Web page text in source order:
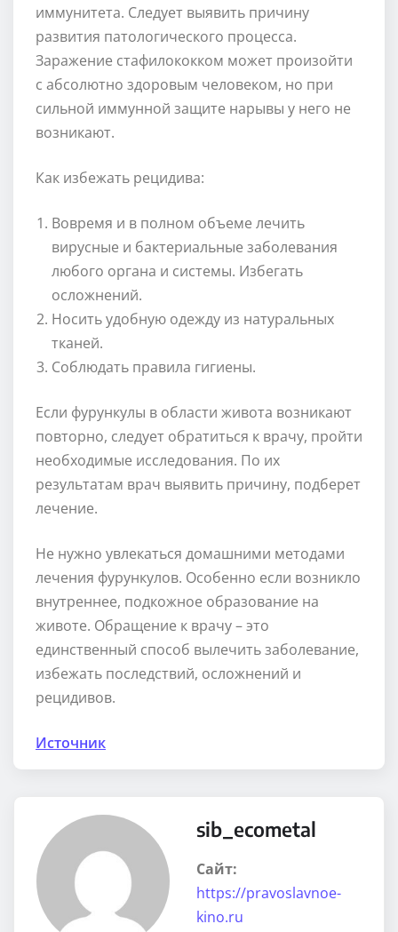
иммунитета. Следует выявить причину
развития патологического процесса.
Заражение стафилококком может произойти
с абсолютно здоровым человеком, но при
сильной иммунной защите нарывы у него не
возникают.
Как избежать рецидива:
Вовремя и в полном объеме лечить
вирусные и бактериальные заболевания
любого органа и системы. Избегать
осложнений.
Носить удобную одежду из натуральных
тканей.
Соблюдать правила гигиены.
Если фурункулы в области живота возникают
повторно, следует обратиться к врачу, пройти
необходимые исследования. По их
результатам врач выявить причину, подберет
лечение.
Не нужно увлекаться домашними методами
лечения фурункулов. Особенно если возникло
внутреннее, подкожное образование на
животе. Обращение к врачу – это
единственный способ вылечить заболевание,
избежать последствий, осложнений и
рецидивов.
Источник
sib_ecometal
Сайт:
https://pravoslavnoe-
kino.ru